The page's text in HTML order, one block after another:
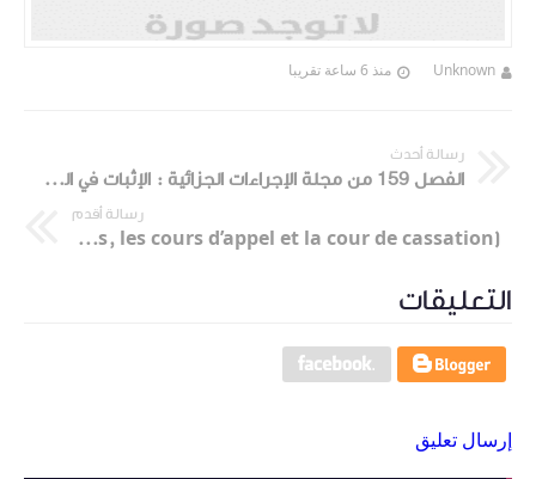
Unknown منذ 6 ساعة تقريبا
رسالة أحدث
الفصل 159 من مجلة الإجراءات الجزائية : الإثبات في المادة الجزائية
رسالة أقدم
La résolution des conflits individuels de travail (Les conseils de prud'hommes, les cours d’appel et la cour de cassation)
التعليقات
إرسال تعليق